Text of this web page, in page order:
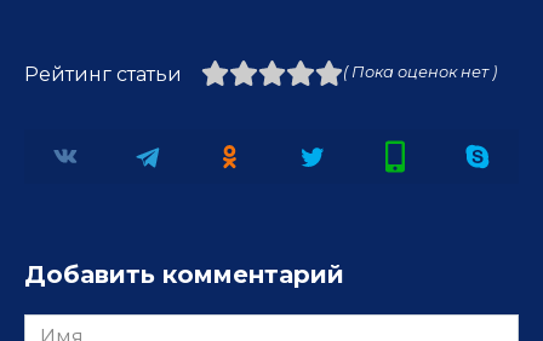
Рейтинг статьи ( Пока оценок нет )
Добавить комментарий
Имя